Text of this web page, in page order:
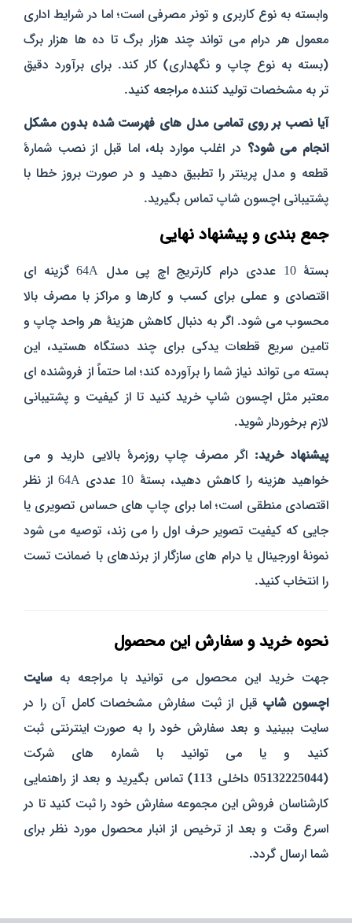
وابسته به نوع کاربری و تونر مصرفی است؛ اما در شرایط اداری
معمول هر درام می‌ تواند چند هزار برگ تا ده‌ ها هزار برگ
(بسته به نوع چاپ و نگهداری) کار کند. برای برآورد دقیق‌
تر به مشخصات تولید کننده مراجعه کنید.
آیا نصب بر روی تمامی مدل‌ های فهرست‌ شده بدون مشکل
انجام می‌ شود؟ در اغلب موارد بله، اما قبل از نصب شمارهٔ
قطعه و مدل پرینتر را تطبیق دهید و در صورت بروز خطا با
پشتیبانی اچسون شاپ تماس بگیرید.
جمع‌ بندی و پیشنهاد نهایی
بستهٔ 10 عددی درام کارتریج اچ پی مدل 64A گزینه‌ ای
اقتصادی و عملی برای کسب‌ و کارها و مراکز با مصرف بالا
محسوب می‌ شود. اگر به دنبال کاهش هزینهٔ هر واحد چاپ و
تامین سریع قطعات یدکی برای چند دستگاه هستید، این
بسته می‌ تواند نیاز شما را برآورده کند؛ اما حتماً از فروشنده‌ ای
معتبر مثل اچسون شاپ خرید کنید تا از کیفیت و پشتیبانی
لازم برخوردار شوید.
پیشنهاد خرید: اگر مصرف چاپ روزمرهٔ بالایی دارید و می‌
خواهید هزینه را کاهش دهید، بستهٔ 10 عددی 64A از نظر
اقتصادی منطقی‌ است؛ اما برای چاپ‌ های حساس تصویری یا
جایی که کیفیت تصویر حرف اول را می‌ زند، توصیه می‌ شود
نمونهٔ اورجینال یا درام‌ های سازگار از برندهای با ضمانت تست
را انتخاب کنید.
نحوه خرید و سفارش این محصول
جهت خرید این محصول می توانید با مراجعه بهسایت
اچسون شاپقبل از ثبت سفارش مشخصات کامل آن را در
سایت ببینید و بعد سفارش خود را به صورت اینترنتی ثبت
کنید و یا می توانید با شماره های شرکت
(
05132225044 داخلی 113) تماس بگیرید و بعد از راهنمایی
کارشناسان فروش این مجموعه سفارش خود را ثبت کنید تا در
اسرع وقت و بعد از ترخیص از انبار محصول مورد نظر برای
شما ارسال گردد.